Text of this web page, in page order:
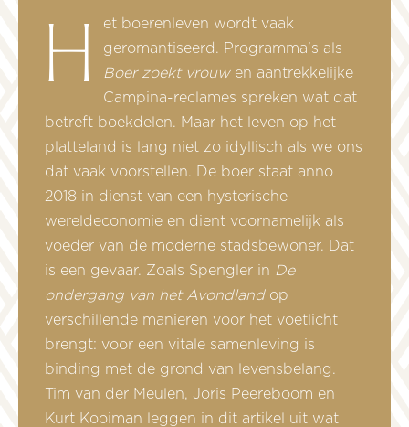
Het boerenleven wordt vaak
geromantiseerd. Programma’s als
Boer zoekt vrouwen aantrekkelijke
Campina-reclames spreken wat dat
betreft boekdelen. Maar het leven op het
platteland is lang niet zo idyllisch als we ons
dat vaak voorstellen. De boer staat anno
2018 in dienst van een hysterische
wereldeconomie en dient voornamelijk als
voeder van de moderne stadsbewoner. Dat
is een gevaar. Zoals Spengler in De
ondergang van het Avondlandop
verschillende manieren voor het voetlicht
brengt: voor een vitale samenleving is
binding met de grond van levensbelang.
Tim van der Meulen, Joris Peereboom en
Kurt Kooiman leggen in dit artikel uit wat